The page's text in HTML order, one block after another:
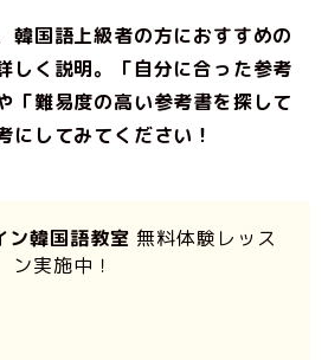
韓国語上級者の方におすすめの
しく説明。「自分に合った参考
「難易度の高い参考書を探して
にしてみてください！
ン韓国語教室 無料体験レッス
ン実施中！